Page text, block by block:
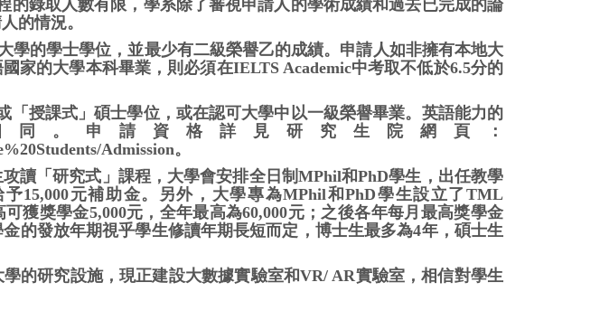
的錄取人數有限，學系除了審視申請人的學術成績和過去已完成的論
的情況。
學的學士學位，並最少有二級榮譽乙的成績。申請人如非擁有本地大
家的大學本科畢業，則必須在IELTS Academic中考取不低於6.5分的
「授課式」碩士學位，或在認可大學中以一級榮譽畢業。英語能力的
同。申請資格詳見研究生院網頁：
Admission。
讀「研究式」課程，大學會安排全日制MPhil和PhD學生，出任教學
15,000元補助金。另外，大學專為MPhil和PhD學生設立了TML
獲獎學金5,000元，全年最高為60,000元；之後各年每月最高獎學金
金的發放年期視乎學生修讀年期長短而定，博士生最多為4年，碩士生
的研究設施，現正建設大數據實驗室和VR/ AR實驗室，相信對學生